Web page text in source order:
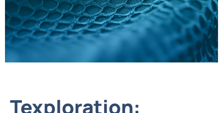
Texploration: